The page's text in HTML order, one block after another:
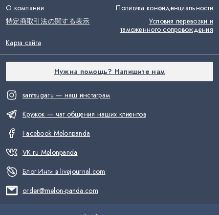
santsugaru — наш инстаграм
Кружок — чат общения наших клиентов
Facebook Melonpanda
VK.ru Melonpanda
Блог Инги в livejournal.com
order@melon-panda.com
О компании
Политика конфиденциальности
特定商取引法の関する表示
Условия перевозки и
таможенного сопровождения
Карта сайта
Нужна помощь? Напишите нам